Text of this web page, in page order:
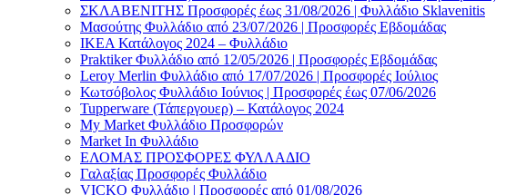
ΣΚΛΑΒΕΝΙΤΗΣ Προσφορές έως 31/08/2026 | Φυλλάδιο Sklavenitis
Μασούτης Φυλλάδιο από 23/07/2026 | Προσφορές Εβδομάδας
ΙΚΕΑ Κατάλογος 2024 – Φυλλάδιο
Praktiker Φυλλάδιο από 12/05/2026 | Προσφορές Εβδομάδας
Leroy Merlin Φυλλάδιο από 17/07/2026 | Προσφορές Ιούλιος
Κωτσόβολος Φυλλάδιο Ιούνιος | Προσφορές έως 07/06/2026
Tupperware (Τάπεργουερ) – Κατάλογος 2024
My Market Φυλλάδιο Προσφορών
Market In Φυλλάδιο
ΕΛΟΜΑΣ ΠΡΟΣΦΟΡΕΣ ΦΥΛΛΑΔΙΟ
Γαλαξίας Προσφορές Φυλλάδιο
VICKO Φυλλάδιο | Προσφορές από 01/08/2026